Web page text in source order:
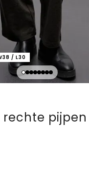
/ L30
rechte pijpen